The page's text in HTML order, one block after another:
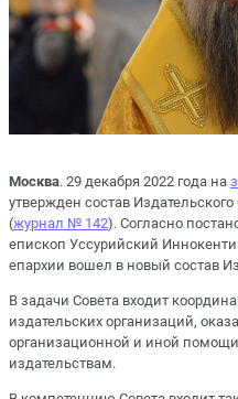
Москва. 29 декабря 2022 года на
утвержден состав
(журнал № 142). Согласно
епископ Уссурийский
епархии вошел в новый состав
В задачи Совета входит
издательских организаций,
организационной и иной
издательствам.